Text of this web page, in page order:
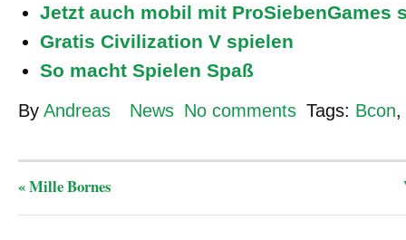
Jetzt auch mobil mit ProSiebenGames
Gratis Civilization V spielen
So macht Spielen Spaß
By Andreas News No comments Tags: Bcon,
«Mille Bornes